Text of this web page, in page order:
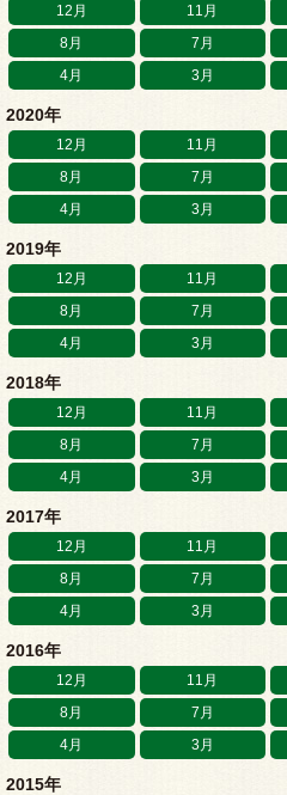
12月 11月
8月
7月
4月
3月
2020年
12月 11月
8月
7月
4月
3月
2019年
12月 11月
8月
7月
4月
3月
2018年
12月 11月
8月
7月
4月
3月
2017年
12月 11月
8月
7月
4月
3月
2016年
12月 11月
8月
7月
4月
3月
2015年